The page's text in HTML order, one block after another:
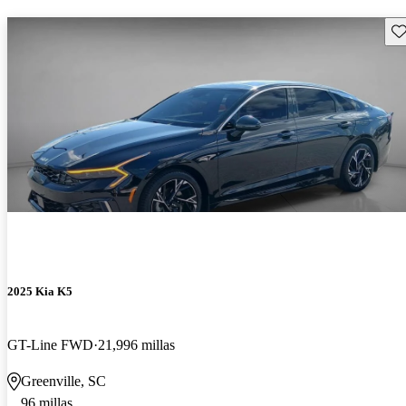
2025 Kia K5
GT-Line FWD 21,996 millas
Greenville, SC